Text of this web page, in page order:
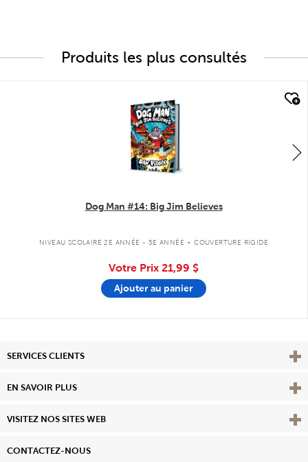
Produits les plus consultés
Dog Man #14: Big Jim Believes
NIVEAU SCOLAIRE 2E ANNÉE - 5E ANNÉE . COUVERTURE RIGIDE
Votre Prix 21,99 $
Ajouter au panier
SERVICES CLIENTS
EN SAVOIR PLUS View
VISITEZ NOS SITES WEB
CONTACTEZ-NOUS